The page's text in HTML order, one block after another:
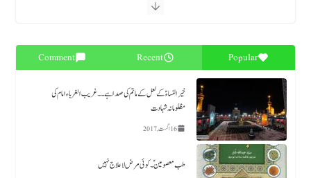
فتنہ الہندوستان و خوارج کے خلاف کامیابی کیلئے اہلِ قوم "دعائے اہل الثغور” کی تلاوت کریں، سربراہ تحریکِ
نفاذِ فقہِ جعفریہ علامہ آغا سید حسین مقدسی
مظلومِؑ کربلا کی عزاداری کو من پسند سانچوں میں ڈھالنے کے بجائے سیرتِ زینبؑ و زین العابدینؑ کی اتباع کی
جائے۔ علامہ آغا حسین مقدسی
18 جولائی, 2026
Popular
Recent
Comment
خیرالنساءؑ کے لعل کے ماتم کی صدا ہے۔۔ غریب الغرباء امام کی
مظلومانہ شہادت
16 اگست, 2017
طب معصومین ؑ۔کوئی مرض لا علاج نہیں